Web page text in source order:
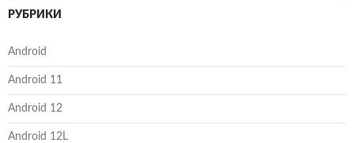
РУБРИКИ
Android
Android 11
Android 12
Android 12L